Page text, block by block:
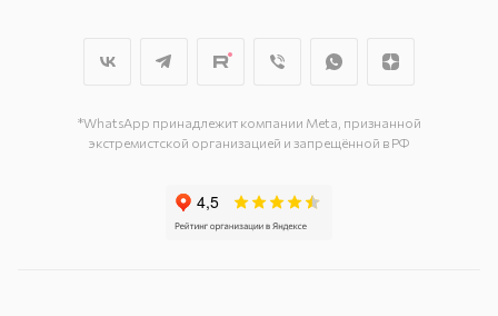
г. Подольск, ул. Станционная, д. 11
*WhatsApp принадлежит компании Meta, признанной
экстремистской организацией и запрещённой в РФ